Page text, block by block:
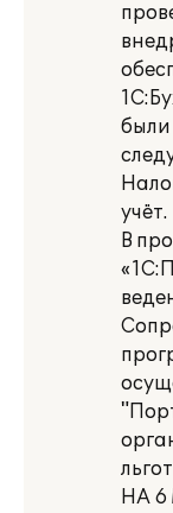
учёт.
В
НА 6